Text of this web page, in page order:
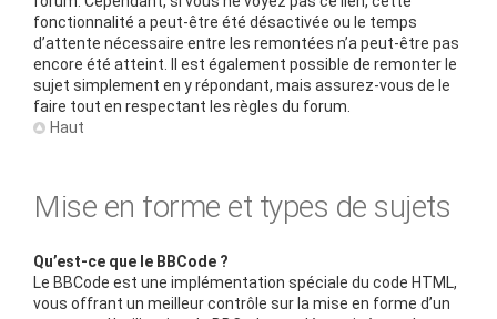
fonctionnalité a peut-être été désactivée ou le temps
d’attente nécessaire entre les remontées n’a peut-être pas
encore été atteint. Il est également possible de remonter le
sujet simplement en y répondant, mais assurez-vous de le
faire tout en respectant les règles du forum.
Haut
Mise en forme et types de sujets
Qu’est-ce que le BBCode ?
Le BBCode est une implémentation spéciale du code HTML,
vous offrant un meilleur contrôle sur la mise en forme d’un